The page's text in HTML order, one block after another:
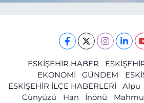
ESKİŞEHİR HABER
EKONOMİ
GÜNDEM
ESKİŞEHİR İLÇE HABERLERİ
Alpu
Günyüzü
Han İnönü